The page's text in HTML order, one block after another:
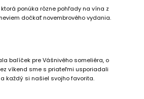
ponúka rôzne pohľady na vína z
dočkať novembrového vydania.
balíček pre Vášnivého someliéra, o
víkend sme s priateľmi usporiadali
každý si našiel svojho favorita.